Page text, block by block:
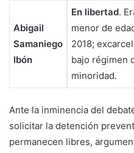
Abigail
Samaniego
Ibón
En libertad.
menor de
2018;
bajo régimen
minoridad.
Ante la inminencia del
solicitar la detención
permanecen libres,